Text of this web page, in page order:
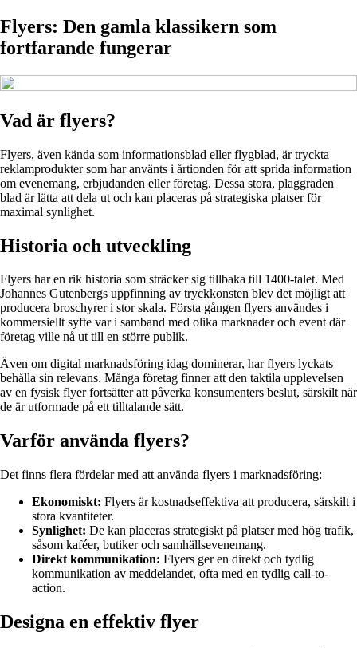
Flyers: Den gamla klassikern som
fortfarande fungerar
Vad är flyers?
Flyers, även kända som informationsblad eller flygblad, är tryckta
reklamprodukter som har använts i årtionden för att sprida information
om evenemang, erbjudanden eller företag. Dessa stora, plaggraden
blad är lätta att dela ut och kan placeras på strategiska platser för
maximal synlighet.
Historia och utveckling
Flyers har en rik historia som sträcker sig tillbaka till 1400-talet. Med
Johannes Gutenbergs uppfinning av tryckkonsten blev det möjligt att
producera broschyrer i stor skala. Första gången flyers användes i
kommersiellt syfte var i samband med olika marknader och event där
företag ville nå ut till en större publik.
Även om digital marknadsföring idag dominerar, har flyers lyckats
behålla sin relevans. Många företag finner att den taktila upplevelsen
av en fysisk flyer fortsätter att påverka konsumenters beslut, särskilt när
de är utformade på ett tilltalande sätt.
Varför använda flyers?
Det finns flera fördelar med att använda flyers i marknadsföring:
Ekonomiskt: Flyers är kostnadseffektiva att producera, särskilt i
stora kvantiteter.
Synlighet: De kan placeras strategiskt på platser med hög trafik,
såsom kaféer, butiker och samhällsevenemang.
Direkt kommunikation: Flyers ger en direkt och tydlig
kommunikation av meddelandet, ofta med en tydlig call-to-
action.
Designa en effektiv flyer